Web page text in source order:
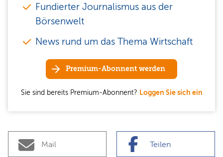
Fundierter Journalismus aus der
Börsenwelt
News rund um das Thema Wirtschaft
Premium-Abonnent werden
Sie sind bereits Premium-Abonnent? Loggen Sie sich ein
Mail Teilen